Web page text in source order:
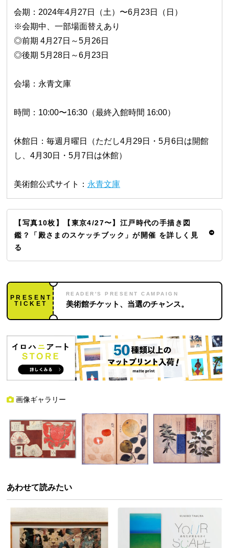
会期：2024年4月27日（土）〜6月23日（日）
※会期中、一部場面替えあり
◎前期 4月27日～5月26日
◎後期 5月28日～6月23日
会場：永青文庫
時間：10:00〜16:30（最終入館時間 16:00）
休館日：毎週月曜日（ただし4月29日・5月6日は開館
し、4月30日・5月7日は休館）
美術館公式サイト： 永青文庫
【写真10枚】【東京4/27〜】江戸時代の手描き図
鑑？「殿さまのスケッチブック」が開催 を詳しく見
る
PRESENT
TICKET
READER'S PRESENT CAMPAIGN
美術館チケット、当選のチャンス。
画像ギャラリー
あわせて読みたい